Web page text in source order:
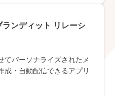
ンディット リレーシ
てパーソナライズされたメ
成・自動配信できるアプリ